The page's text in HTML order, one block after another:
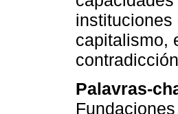
instituciones
capitalismo,
Palavras-